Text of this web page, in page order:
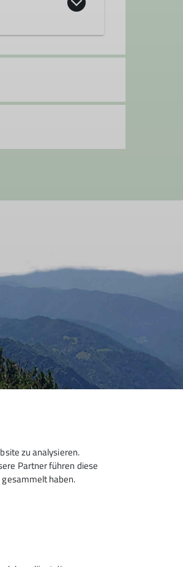
auch auf die
zu analysieren.
Partner führen diese
haben.